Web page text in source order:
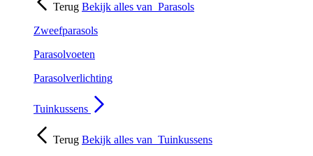
Terug Bekijk alles van Parasols
Zweefparasols
Parasolvoeten
Parasolverlichting
Tuinkussens
Terug Bekijk alles van Tuinkussens